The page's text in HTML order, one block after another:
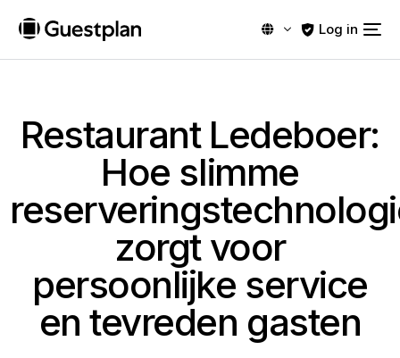
Log in
Restaurant Ledeboer:
Hoe slimme
zorgt voor
persoonlijke service
en tevreden gasten